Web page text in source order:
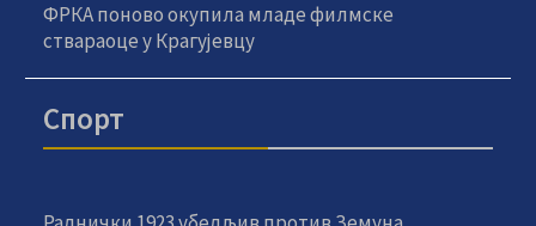
ФРКА поново окупила младе филмске
ствараоце у Крагујевцу
Спорт